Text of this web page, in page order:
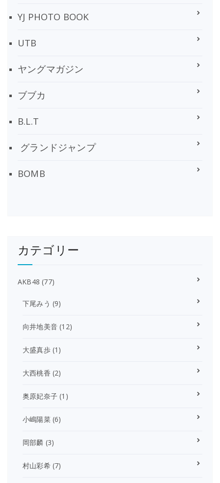
YJ PHOTO BOOK
UTB
ヤングマガジン
ブブカ
B.L.T
グランドジャンプ
BOMB
カテゴリー
AKB48 (77)
下尾みう (9)
向井地美音 (12)
大盛真歩(1)
大西桃香 (2)
奥原妃奈子 (1)
小嶋陽菜(6)
岡部麟 (3)
村山彩希(7)